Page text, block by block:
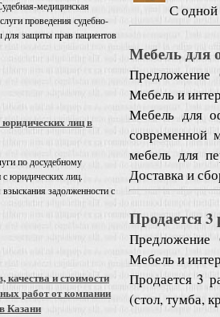
медицинская
проведения судебно-
для защиты прав пациентов
лиц в
по досудебному
с юридических лиц.
задолженности с
качества и стоимости
работ от компании
Казани
С одной
Мебель для
Предложение
Мебель и
Мебель для
современной
мебель для
Доставка и
Продается
Предложение
Мебель и
Продается 3
(стол, тумба,